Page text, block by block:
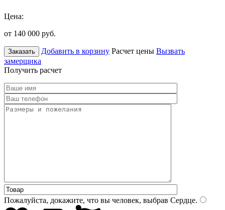
Цена:
от 140 000 руб.
Заказать Добавить в корзину Расчет цены Вызвать
замерщика
Получить расчет
Пожалуйста, докажите, что вы человек, выбрав Сердце.